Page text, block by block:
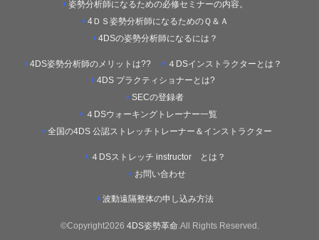
姿勢分析師になるための必修セミナーの内容。
4ＤＳ姿勢分析師になるためのＱ＆Ａ
4DSの姿勢分析師になるには？
4DS姿勢分析師のメリットは??
４DSインストラクターとは？
4DS プラクティショナーとは?
SECの登録者
４DSウォーキングトレーナー一覧
全国の4DS 公認ストレッチトレーナー＆インストラクター
４DSストレッチ instructor とは？
お問い合わせ
波動遠隔整体の申し込み方法
©Copyright2026 4DS姿勢革命 .All Rights Reserved.